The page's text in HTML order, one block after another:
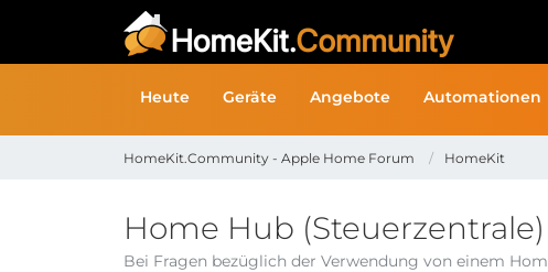
Heute Geräte Angebote Automationen
HomeKit.Community - Apple Home Forum HomeKit
Home Hub (Steuerzentrale)
Bei Fragen bezüglich der Verwendung von einem